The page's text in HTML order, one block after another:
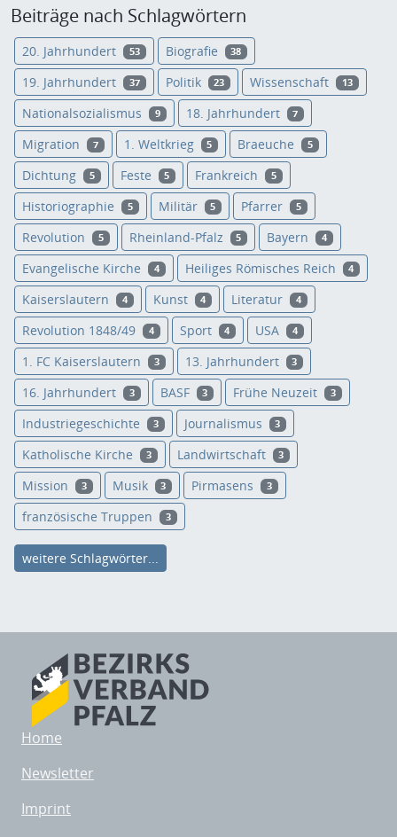
Beiträge nach Schlagwörtern
20. Jahrhundert 53 Biografie 38
19. Jahrhundert 37 Politik 23 Wissenschaft 13
Nationalsozialismus 9 18. Jahrhundert 7
Migration 7 1. Weltkrieg 5 Braeuche 5
Dichtung 5 Feste 5 Frankreich 5
Historiographie 5 Militär 5 Pfarrer 5
Revolution 5 Rheinland-Pfalz 5 Bayern 4
Evangelische Kirche 4 Heiliges Römisches Reich 4
Kaiserslautern 4 Kunst 4 Literatur 4
Revolution 1848/49 4 Sport 4 USA 4
1. FC Kaiserslautern 3 13. Jahrhundert 3
16. Jahrhundert 3 BASF 3 Frühe Neuzeit 3
Industriegeschichte 3 Journalismus 3
Katholische Kirche 3 Landwirtschaft 3
Mission 3 Musik 3 Pirmasens 3
französische Truppen 3
weitere Schlagwörter...
Home
Newsletter
Imprint